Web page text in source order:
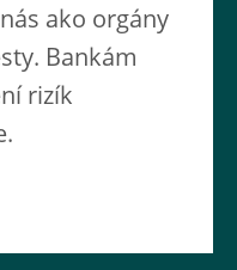
ako orgány
Bankám
rizík